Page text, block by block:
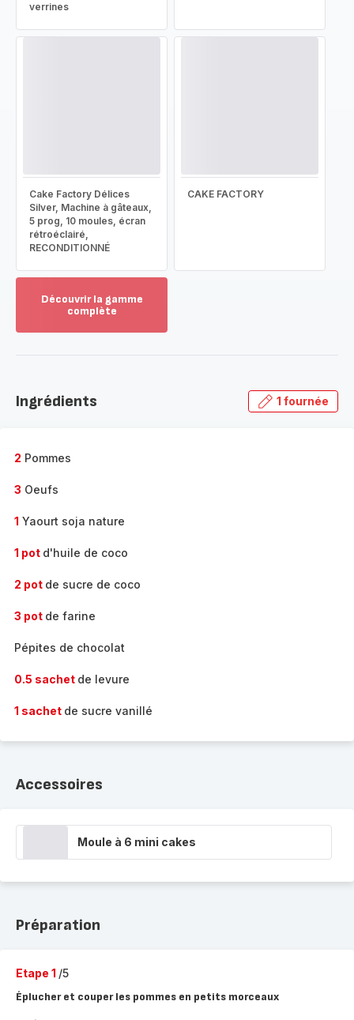
verrines
Cake Factory Délices
Silver, Machine à gâteaux,
5 prog, 10 moules, écran
rétroéclairé,
RECONDITIONNÉ
CAKE FACTORY
Découvrir la gamme
complète
gamme
Ingrédients 1 fournée
2 Pommes
3 Oeufs
1 Yaourt soja nature
1 pot d'huile de coco
2 pot de sucre de coco
3 pot de farine
Pépites de chocolat
0.5 sachet de levure
1 sachet de sucre vanillé
Accessoires
Moule à 6 mini cakes
Préparation
Etape 1 /5
Éplucher et couper les pommes en petits morceaux